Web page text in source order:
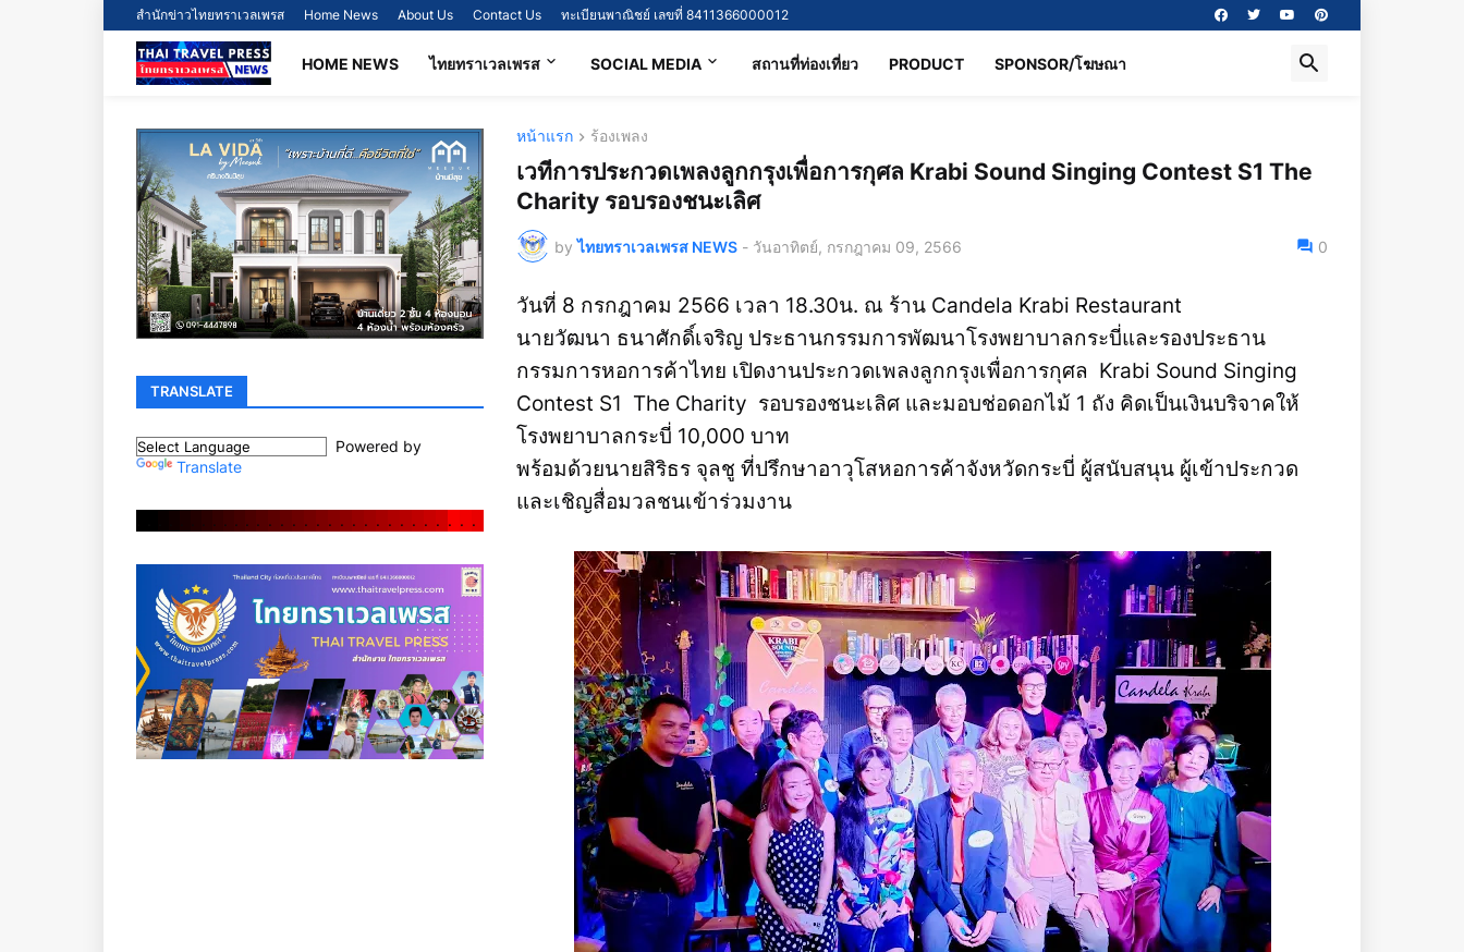
สำนักข่าวไทยทราเวลเพรส Home News About Us Contact Us ทะเบียนพาณิชย์ เลขที่ 8411366000012
HOME NEWS ไทยทราเวลเพรส SOCIAL MEDIA สถานที่ท่องเที่ยว PRODUCT SPONSOR/โฆษณา
หน้าแรก ร้องเพลง
เวทีการประกวดเพลงลูกกรุงเพื่อการกุศล Krabi Sound Singing Contest S1 The
Charity รอบรองชนะเลิศ
by ไทยทราเวลเพรส NEWS - วันอาทิตย์, กรกฎาคม 09, 2566 0
วันที่ 8 กรกฎาคม 2566 เวลา 18.30น. ณ ร้าน Candela Krabi Restaurant
นายวัฒนา ธนาศักดิ์เจริญ ประธานกรรมการพัฒนาโรงพยาบาลกระบี่และรองประธาน
กรรมการหอการค้าไทย เปิดงานประกวดเพลงลูกกรุงเพื่อการกุศล Krabi Sound Singing
Contest S1 The Charity รอบรองชนะเลิศ และมอบช่อดอกไม้ 1 ถัง คิดเป็นเงินบริจาคให้
โรงพยาบาลกระบี่ 10,000 บาท
พร้อมด้วยนายสิริธร จุลชู ที่ปรึกษาอาวุโสหอการค้าจังหวัดกระบี่ ผู้สนับสนุน ผู้เข้าประกวด
และเชิญสื่อมวลชนเข้าร่วมงาน
TRANSLATE
Powered by
Translate
. . . . . . . . . . . . . . . . . . . . . .